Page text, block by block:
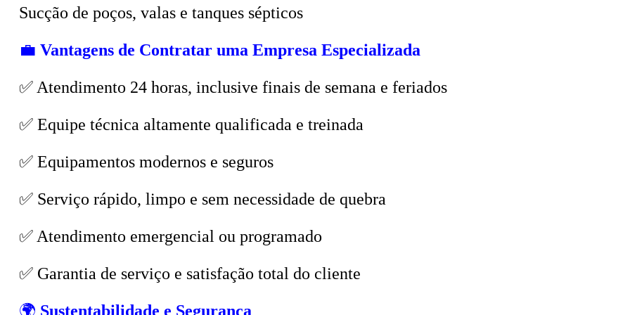
💼Vantagens de Contratar uma Empresa Especializada
✅ Atendimento 24 horas, inclusive finais de semana e feriados
✅ Equipe técnica altamente qualificada e treinada
✅ Equipamentos modernos e seguros
✅ Serviço rápido, limpo e sem necessidade de quebra
✅ Atendimento emergencial ou programado
✅ Garantia de serviço e satisfação total do cliente
🌍Sustentabilidade e Segurança